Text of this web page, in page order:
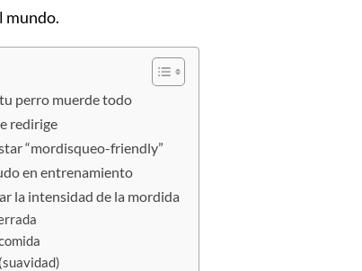
mundo.
perro muerde todo
redirige
“mordisqueo-friendly”
en entrenamiento
la intensidad de la mordida